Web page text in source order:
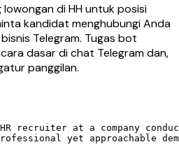
di HH untuk posisi
kandidat menghubungi Anda
Telegram. Tugas bot
dasar di chat Telegram dan,
panggilan.
recruiter at a company
yet